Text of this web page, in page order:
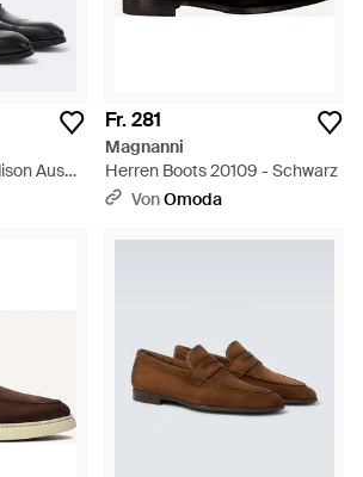
Aus
Fr. 281
Magnanni
Herren Boots 20109 - Schwarz
VonOmoda